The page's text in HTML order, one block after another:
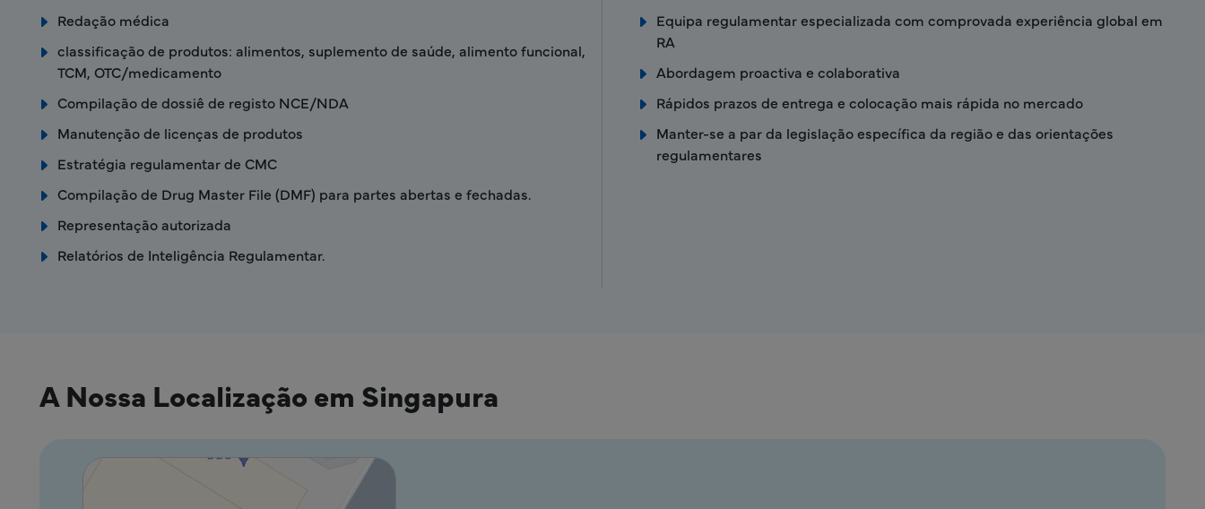
Redação médica
classificação de produtos: alimentos, suplemento de saúde, alimento funcional,
TCM, OTC/medicamento
Compilação de dossiê de registo NCE/NDA
Manutenção de licenças de produtos
Estratégia regulamentar de CMC
Compilação de Drug Master File (DMF) para partes abertas e fechadas.
Representação autorizada
Relatórios de Inteligência Regulamentar.
Equipa regulamentar especializada com comprovada experiência global em
RA
Abordagem proactiva e colaborativa
Rápidos prazos de entrega e colocação mais rápida no mercado
Manter-se a par da legislação específica da região e das orientações
regulamentares
A Nossa Localização em Singapura